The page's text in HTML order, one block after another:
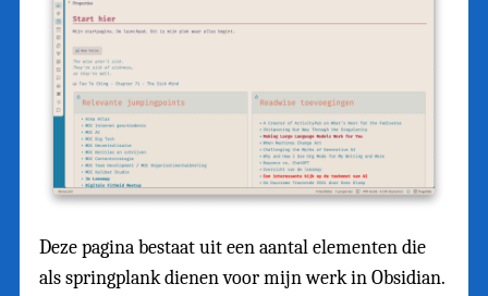
Deze pagina bestaat uit een aantal elementen die
als springplank dienen voor mijn werk in Obsidian.